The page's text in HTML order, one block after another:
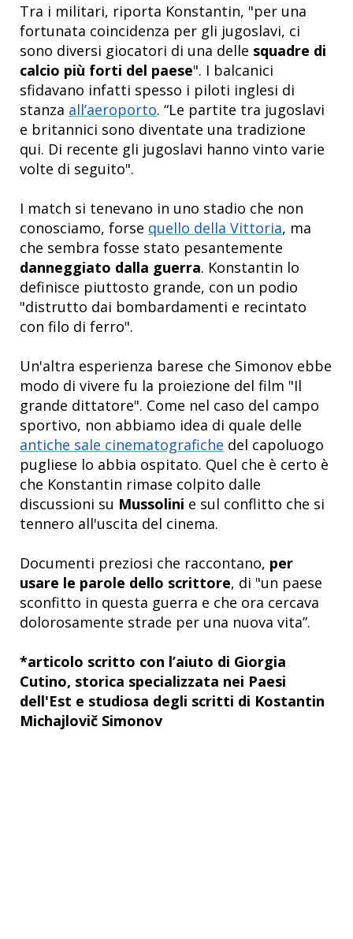
Tra i militari, riporta Konstantin, "per una
fortunata coincidenza per gli jugoslavi, ci
sono diversi giocatori di una delle squadre di
calcio più forti del paese". I balcanici
sfidavano infatti spesso i piloti inglesi di
stanza all’aeroporto. “Le partite tra jugoslavi
e britannici sono diventate una tradizione
qui. Di recente gli jugoslavi hanno vinto varie
volte di seguito".
I match si tenevano in uno stadio che non
conosciamo, forse quello della Vittoria, ma
che sembra fosse stato pesantemente
danneggiato dalla guerra. Konstantin lo
definisce piuttosto grande, con un podio
"distrutto dai bombardamenti e recintato
con filo di ferro".
Un'altra esperienza barese che Simonov ebbe
modo di vivere fu la proiezione del film "Il
grande dittatore". Come nel caso del campo
sportivo, non abbiamo idea di quale delle
antiche sale cinematografiche del capoluogo
pugliese lo abbia ospitato. Quel che è certo è
che Konstantin rimase colpito dalle
discussioni su Mussolini e sul conflitto che si
tennero all'uscita del cinema.
Documenti preziosi che raccontano, per
usare le parole dello scrittore, di "un paese
sconfitto in questa guerra e che ora cercava
dolorosamente strade per una nuova vita”.
*articolo scritto con l’aiuto di Giorgia
Cutino, storica specializzata nei Paesi
dell'Est e studiosa degli scritti di Kostantin
Michajlovič Simonov